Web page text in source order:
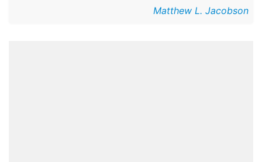
Matthew L. Jacobson